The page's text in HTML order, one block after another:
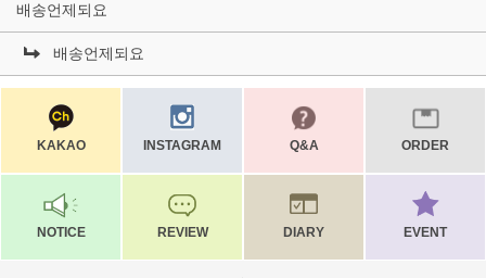
배송언제되요
배송언제되요
KAKAO INSTAGRAM Q&A ORDER
NOTICE REVIEW DIARY EVENT